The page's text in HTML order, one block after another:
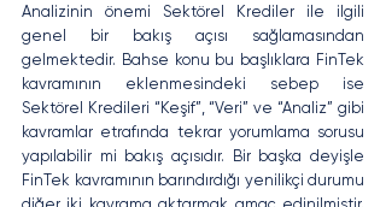
Analizinin önemi Sektörel Krediler ile ilgili
genel bir bakış açısı sağlamasından
gelmektedir. Bahse konu bu başlıklara FinTek
kavramının eklenmesindeki sebep ise
Sektörel Kredileri “Keşif”, “Veri” ve “Analiz” gibi
kavramlar etrafında tekrar yorumlama sorusu
yapılabilir mi bakış açısıdır. Bir başka deyişle
FinTek kavramının barındırdığı yenilikçi durumu